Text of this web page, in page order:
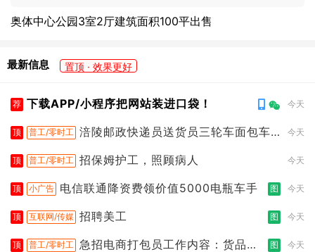
奥体中心公园3室2厅建筑面积100平出售
最新信息 置顶 · 效果更好
荐 下载APP/小程序把网站装进口袋！ 今天
顶 普工/零时工 涪陵邮政快递员送货员三轮车面包车
今天
顶 普工/零时工 招保姆护工，照顾病人 今天
顶 小广告 电信联通降资费领价值5000电瓶车手 图 今天
顶 互联网/传媒 招聘美工 图 今天
顶 普工/零时工 急招电商打包员工作内容：货品分
图 今天